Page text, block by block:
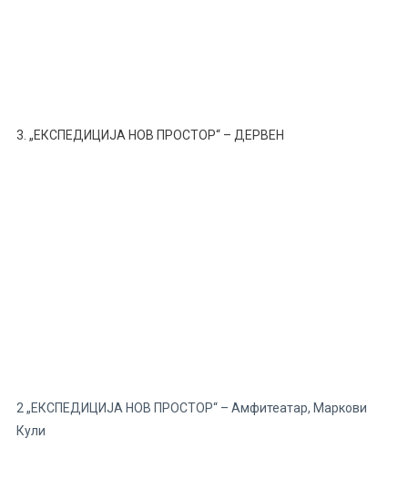
3. „ЕКСПЕДИЦИЈА НОВ ПРОСТОР“ – ДЕРВЕН
2 „ЕКСПЕДИЦИЈА НОВ ПРОСТОР“ – Амфитеатар, Маркови
Кули